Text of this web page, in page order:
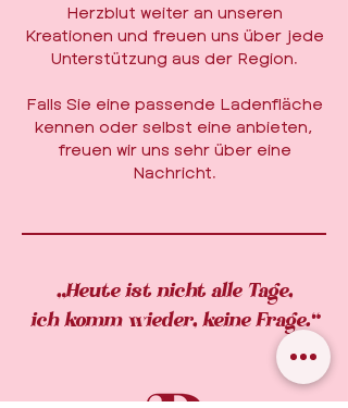
Herzblut weiter an unseren
Kreationen und freuen uns über jede
Unterstützung aus der Region.
Falls Sie eine passende Ladenfläche
kennen oder selbst eine anbieten,
freuen wir uns sehr über eine
Nachricht.
„Heute ist nicht alle Tage,
ich komm wieder, keine Frage.“